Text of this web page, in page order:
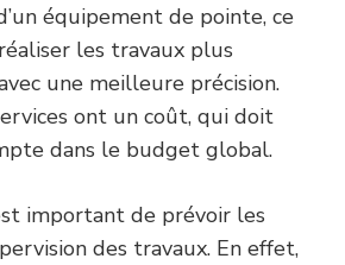
équipement de pointe, ce
les travaux plus
une meilleure précision.
ont un coût, qui doit
dans le budget global.
important de prévoir les
des travaux. En effet,